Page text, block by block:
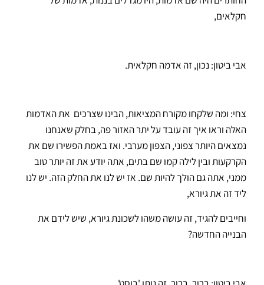
חקלאים,
אבי ביטון: נכון, זה אדמה חקלאית.
צחי: ומה שלקחו מקורח המציאות, הבינו שצרכים את האדמות
האלה וראו איך זה עובד על יתר האזור פה, בחלק שאנחנו
נמצאים היותר צפוני, הצפון מערבי. ואז באמת הפשירו שם את
הקרקעות ובין לילה קמו שם בתים, אתה יודע את זה יותר טוב
ממני, אתה גם הולך להיות שם. אז יש לנו את החלק הזה. יש לנו
ליד זה את גיורא,
וחייבים להגיד, זה עושה משהו לשכונת גיורא, שיש לידם את
הבנייה החדשה?